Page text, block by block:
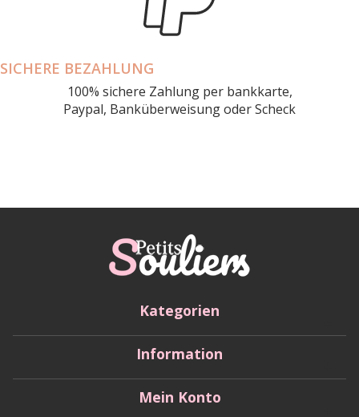
SICHERE BEZAHLUNG
100% sichere Zahlung per bankkarte,
Paypal, Banküberweisung oder Scheck
Kategorien
Information
Mein Konto